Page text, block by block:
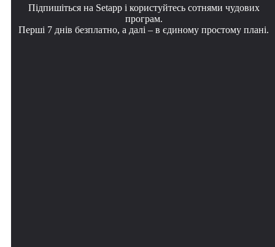
Підпишіться на Setapp і користуйтесь сотнями чудових
програм.
Перші 7 днів безплатно, а далі – в єдиному простому плані.